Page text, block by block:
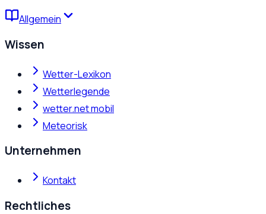
Allgemein
Wissen
Wetter-Lexikon
Wetterlegende
wetter.net mobil
Meteorisk
Unternehmen
Kontakt
Rechtliches